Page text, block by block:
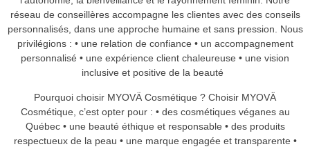
réseau de conseillères accompagne les clientes avec des conseils
personnalisés, dans une approche humaine et sans pression. Nous
privilégions : • une relation de confiance • un accompagnement
personnalisé • une expérience client chaleureuse • une vision
inclusive et positive de la beauté
Pourquoi choisir MYOVÄ Cosmétique ? Choisir MYOVÄ
Cosmétique, c’est opter pour : • des cosmétiques véganes au
Québec • une beauté éthique et responsable • des produits
respectueux de la peau • une marque engagée et transparente •